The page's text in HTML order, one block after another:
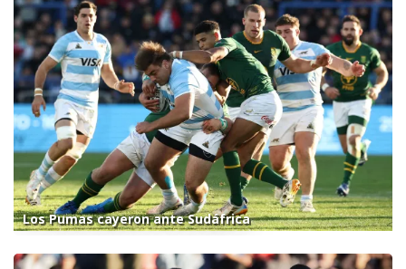
Los Pumas cayeron ante Sudáfrica